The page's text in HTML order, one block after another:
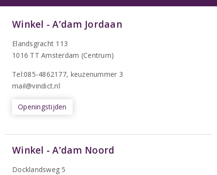
Winkel - A’dam Jordaan
Elandsgracht 113
1016 TT Amsterdam (Centrum)
Tel:085-4862177, keuzenummer 3
mail@vindict.nl
Openingstijden
Winkel - A’dam Noord
Docklandsweg 5